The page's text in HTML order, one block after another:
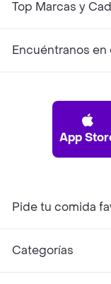
Top Marcas y
Encuéntranos en
App
Pide tu comida
Categorías